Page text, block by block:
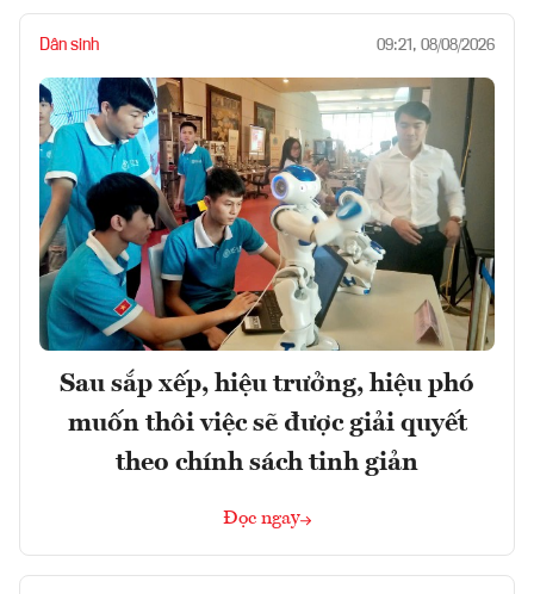
Dân sinh 09:21, 08/08/2026
Sau sắp xếp, hiệu trưởng, hiệu phó
muốn thôi việc sẽ được giải quyết
theo chính sách tinh giản
Đọc ngay